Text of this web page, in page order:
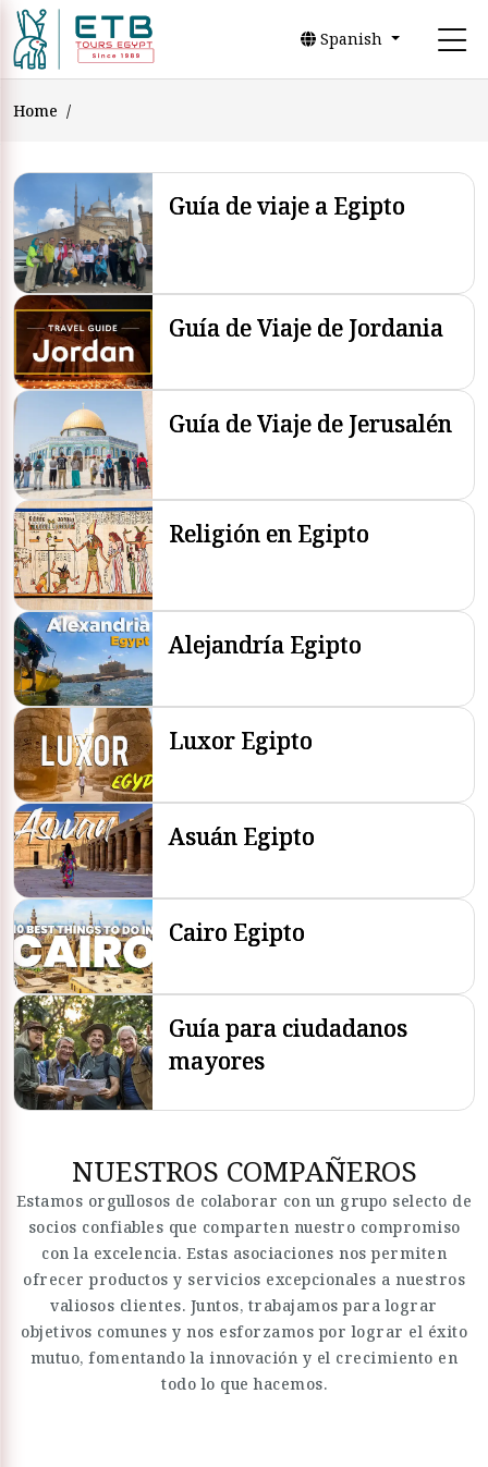
Spanish
Home
Guía de viaje a Egipto
Guía de Viaje de Jordania
Guía de Viaje de Jerusalén
Religión en Egipto
Alejandría Egipto
Luxor Egipto
Asuán Egipto
Cairo Egipto
Guía para ciudadanos
mayores
NUESTROS COMPAÑEROS
Estamos orgullosos de colaborar con un grupo selecto de
socios confiables que comparten nuestro compromiso
con la excelencia. Estas asociaciones nos permiten
ofrecer productos y servicios excepcionales a nuestros
valiosos clientes. Juntos, trabajamos para lograr
objetivos comunes y nos esforzamos por lograr el éxito
mutuo, fomentando la innovación y el crecimiento en
todo lo que hacemos.